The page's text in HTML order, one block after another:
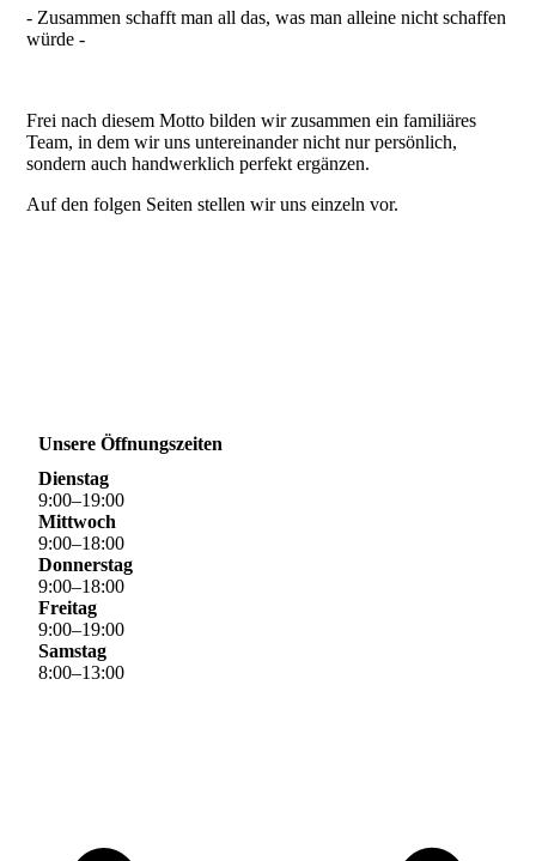
- Zusammen schafft man all das, was man alleine nicht schaffen
würde -
Frei nach diesem Motto bilden wir zusammen ein familiäres
Team, in dem wir uns untereinander nicht nur persönlich,
sondern auch handwerklich perfekt ergänzen.
Auf den folgen Seiten stellen wir uns einzeln vor.
Unsere Öffnungszeiten
Dienstag
9:00–19:00
Mittwoch
9:00–18:00
Donnerstag
9:00–18:00
Freitag
9:00–19:00
Samstag
8:00–13:00